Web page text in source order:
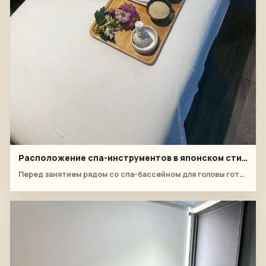
Расположение спа-инструментов в японском стиле
Перед занятием рядом со спа-бассейном для головы готовятся ароматерапевтические масла, чаши с травами, инструменты для компрессов и цветы.